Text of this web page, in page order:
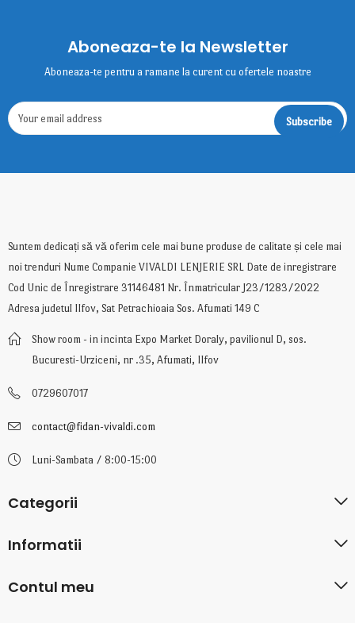
Aboneaza-te la Newsletter
Aboneaza-te pentru a ramane la curent cu ofertele noastre
Suntem dedicați să vă oferim cele mai bune produse de calitate și cele mai
noi trenduri Nume Companie VIVALDI LENJERIE SRL Date de inregistrare
Cod Unic de Înregistrare 31146481 Nr. Înmatricular J23/1283/2022
Adresa judetul Ilfov, Sat Petrachioaia Sos. Afumati 149 C
Show room - in incinta Expo Market Doraly, pavilionul D, sos.
Bucuresti-Urziceni, nr .35, Afumati, Ilfov
0729607017
contact@fidan-vivaldi.com
Luni-Sambata / 8:00-15:00
Categorii
Informatii
Contul meu